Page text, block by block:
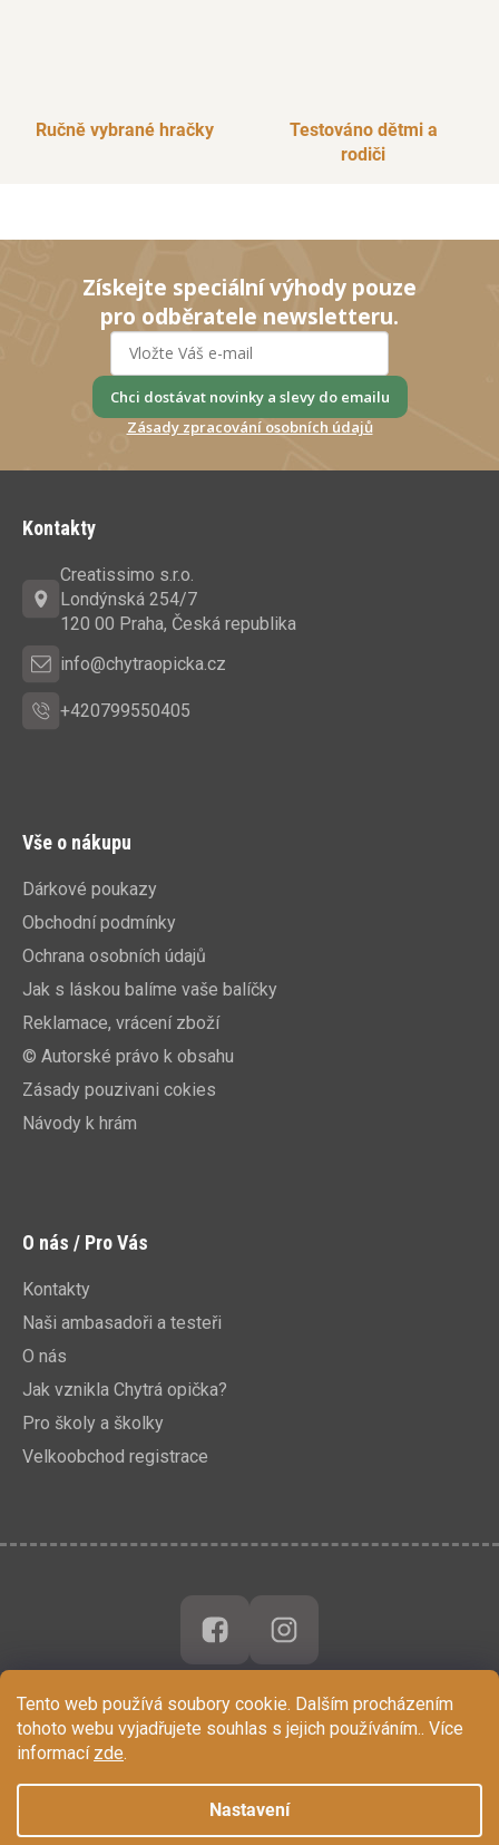
Tento web používá soubory cookie. Dalším procházením
tohoto webu vyjadřujete souhlas s jejich používáním.. Více
informací zde.
Nastavení
Ručně vybrané hračky
Testováno dětmi a
rodiči
Získejte speciální výhody pouze
pro odběratele newsletteru.
Chci dostávat novinky a slevy do emailu
Zásady zpracování osobních údajů
Kontakty
Creatissimo s.r.o.
Londýnská 254/7
120 00 Praha, Česká republika
info@chytraopicka.cz
+420799550405
Vše o nákupu
Dárkové poukazy
Obchodní podmínky
Ochrana osobních údajů
Jak s láskou balíme vaše balíčky
Reklamace, vrácení zboží
© Autorské právo k obsahu
Zásady pouzivani cokies
Návody k hrám
O nás / Pro Vás
Kontakty
Naši ambasadoři a testeři
O nás
Jak vznikla Chytrá opička?
Pro školy a školky
Velkoobchod registrace